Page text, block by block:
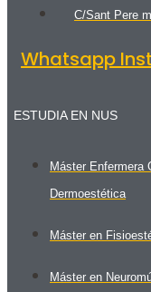
C/Sant Pere
Whatsapp
ESTUDIA EN NUS
Máster Enfermera
Dermoestética
Máster en
Máster en